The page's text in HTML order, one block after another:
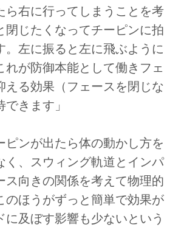
ら右に行ってしまうことを考
閉じたくなってチーピンに拍
。左に振ると左に飛ぶように
れが防御本能として働きフェ
える効果（フェースを閉じな
きます」
ピンが出たら体の動かし方を
く、スウィング軌道とインパ
ス向きの関係を考えて物理的
のほうがずっと簡単で効果が
に及ぼす影響も少ないという